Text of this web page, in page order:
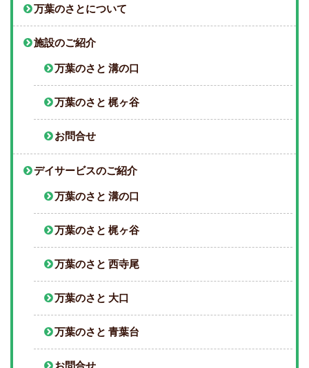
万葉のさとについて
施設のご紹介
万葉のさと 溝の口
万葉のさと 梶ヶ谷
お問合せ
デイサービスのご紹介
万葉のさと 溝の口
万葉のさと 梶ヶ谷
万葉のさと 西寺尾
万葉のさと 大口
万葉のさと 青葉台
お問合せ